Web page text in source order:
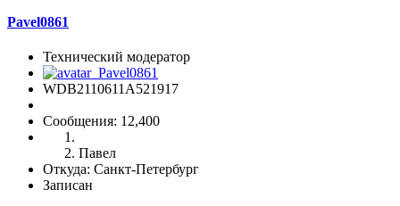
Pavel0861
Технический модератор
WDB2110611A521917
Сообщения: 12,400
Павел
Откуда: Санкт-Петербург
Записан